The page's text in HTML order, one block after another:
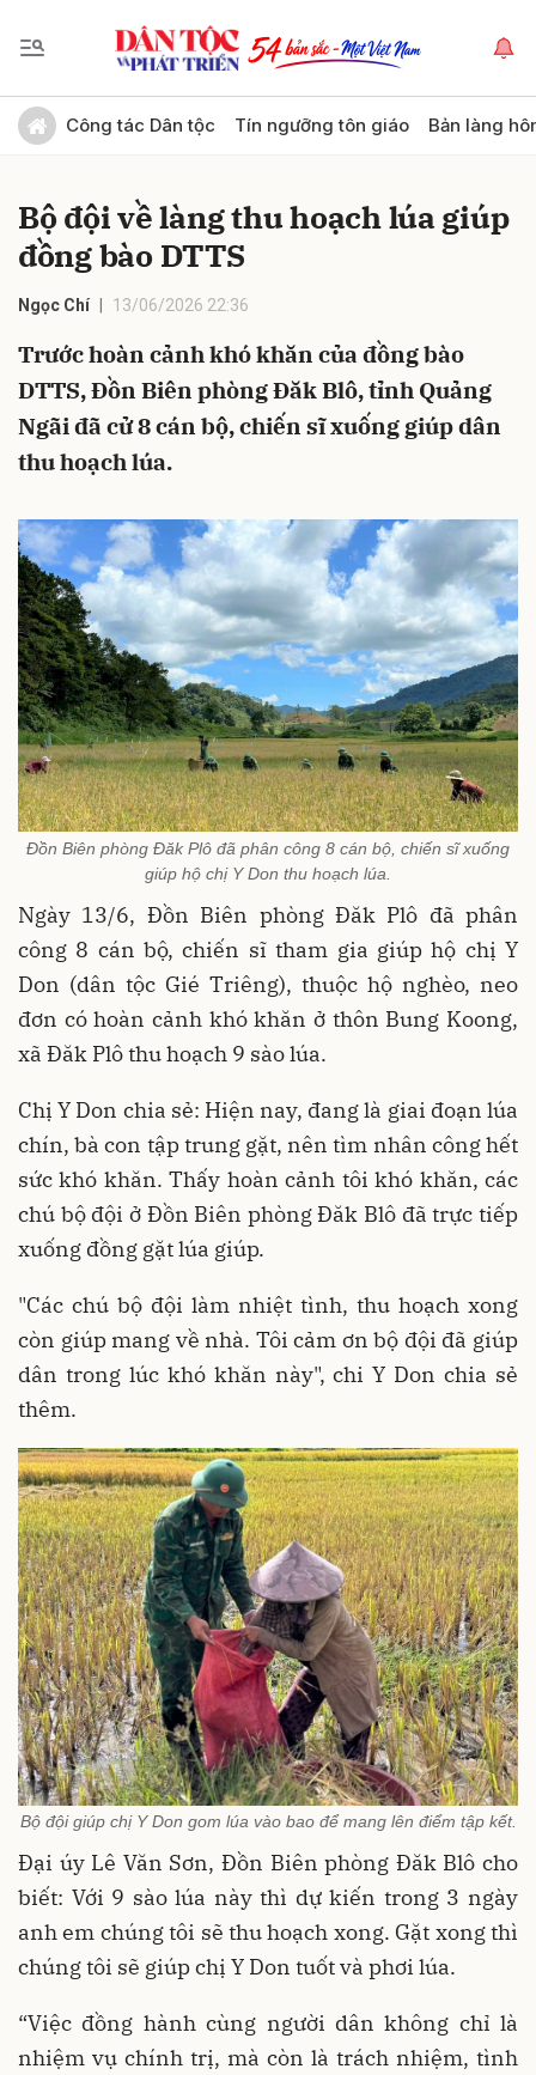
Công tác Dân tộc Tín ngưỡng tôn giáo Bản làng
Bộ đội về làng thu hoạch lúa giúp
đồng bào DTTS
Ngọc Chí 13/06/2026 22:36
Trước hoàn cảnh khó khăn của đồng bào
DTTS, Đồn Biên phòng Đăk Blô, tỉnh Quảng
Ngãi đã cử 8 cán bộ, chiến sĩ xuống giúp dân
thu hoạch lúa.
Đồn Biên phòng Đăk Plô đã phân công 8 cán bộ, chiến sĩ xuống
giúp hộ chị Y Don thu hoạch lúa.
Ngày 13/6, Đồn Biên phòng Đăk Plô đã phân
công 8 cán bộ, chiến sĩ tham gia giúp hộ chị Y
Don (dân tộc Gié Triêng), thuộc hộ nghèo, neo
đơn có hoàn cảnh khó khăn ở thôn Bung Koong,
xã Đăk Plô thu hoạch 9 sào lúa.
Chị Y Don chia sẻ: Hiện nay, đang là giai đoạn lúa
chín, bà con tập trung gặt, nên tìm nhân công hết
sức khó khăn. Thấy hoàn cảnh tôi khó khăn, các
chú bộ đội ở Đồn Biên phòng Đăk Blô đã trực tiếp
xuống đồng gặt lúa giúp.
"Các chú bộ đội làm nhiệt tình, thu hoạch xong
còn giúp mang về nhà. Tôi cảm ơn bộ đội đã giúp
dân trong lúc khó khăn này", chi Y Don chia sẻ
thêm.
Bộ đội giúp chị Y Don gom lúa vào bao để mang lên điểm tập kết.
Đại úy Lê Văn Sơn, Đồn Biên phòng Đăk Blô cho
biết: Với 9 sào lúa này thì dự kiến trong 3 ngày
anh em chúng tôi sẽ thu hoạch xong. Gặt xong thì
chúng tôi sẽ giúp chị Y Don tuốt và phơi lúa.
“Việc đồng hành cùng người dân không chỉ là
nhiệm vụ chính trị, mà còn là trách nhiệm, tình
Gửi bình luận
Hủy Gửi